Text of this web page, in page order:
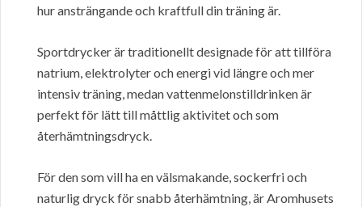
hur ansträngande och kraftfull din träning är.
Sportdrycker är traditionellt designade för att tillföra
natrium, elektrolyter och energi vid längre och mer
intensiv träning, medan vattenmelonstilldrinken är
perfekt för lätt till måttlig aktivitet och som
återhämtningsdryck.
För den som vill ha en välsmakande, sockerfri och
naturlig dryck för snabb återhämtning, är Aromhusets